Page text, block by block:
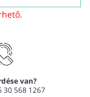
van?
30 568 1267